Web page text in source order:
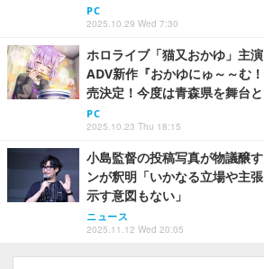
PC
2025.10.29 Wed 7:30
ホロライブ「猫又おかゆ」主
ADV新作『おかゆにゅ～～む
売決定！今度は青森県を舞台
PC
2025.10.23 Thu 18:15
小島監督の投稿写真が物議醸
ンが釈明「いかなる立場や主
示す意図もない」
ニュース
2025.11.12 Wed 20:05